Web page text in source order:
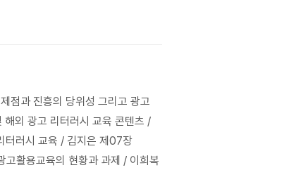
점과 진흥의 당위성 그리고 광고
외 광고 리터러시 교육 콘텐츠 /
터러시 교육 / 김지은 제07장
활용교육의 현황과 과제 / 이희복